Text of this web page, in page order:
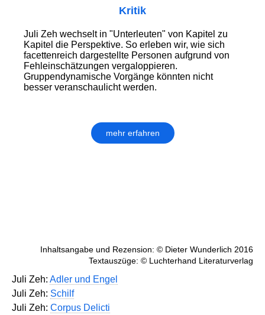
Kritik
Juli Zeh wechselt in "Unterleuten" von Kapitel zu
Kapitel die Perspek­tive. So erleben wir, wie sich
facet­ten­reich dargestellte Personen auf­grund von
Fehl­ein­schätzungen ver­galoppieren.
Gruppendynamische Vorgänge könnten nicht
besser veranschaulicht werden.
mehr erfahren
Inhaltsangabe und Rezension: © Dieter Wunderlich 2016
Textauszüge: © Luchterhand Literaturverlag
Juli Zeh: Adler und Engel
Juli Zeh: Schilf
Juli Zeh: Corpus Delicti